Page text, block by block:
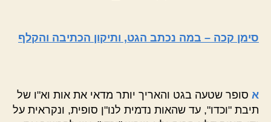
סימן קכה – במה נכתב הגט, ותיקון הכתיבה והקלף
א סופר שטעה בגט והאריך יותר מדאי את אות וא"ו של
תיבת "וכדו", עד שהאות נדמית לנו"ן סופית, ונקראית על